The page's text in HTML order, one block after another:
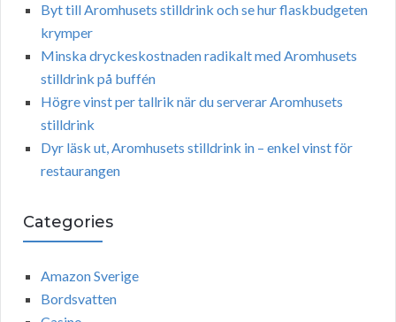
Byt till Aromhusets stilldrink och se hur flaskbudgeten
krymper
Minska dryckeskostnaden radikalt med Aromhusets
stilldrink på buffén
Högre vinst per tallrik när du serverar Aromhusets
stilldrink
Dyr läsk ut, Aromhusets stilldrink in – enkel vinst för
restaurangen
Categories
Amazon Sverige
Bordsvatten